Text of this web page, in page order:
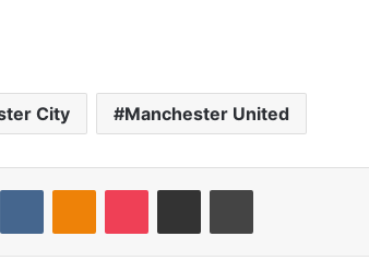
City Manchester United